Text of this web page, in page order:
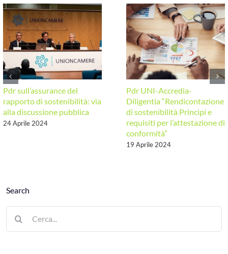
Pdr sull’assurance del
rapporto di sostenibilità: via
alla discussione pubblica
24 Aprile 2024
Pdr UNI-Accredia-
Diligentia “Rendicontazione
di sostenibilità Principi e
requisiti per l’attestazione di
conformità”
19 Aprile 2024
Search
Cerca
per: